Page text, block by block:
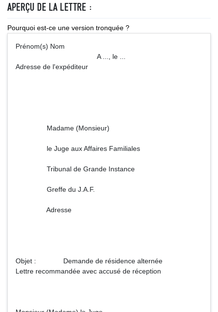
APERÇU DE LA LETTRE :
Pourquoi est-ce une version tronquée ?
Prénom(s) Nom
A ..., le ...
Adresse de l'expéditeur
Madame (Monsieur)
le Juge aux Affaires Familiales
Tribunal de Grande Instance
Greffe du J.A.F.
Adresse
Objet : Demande de résidence alternée
Lettre recommandée avec accusé de réception